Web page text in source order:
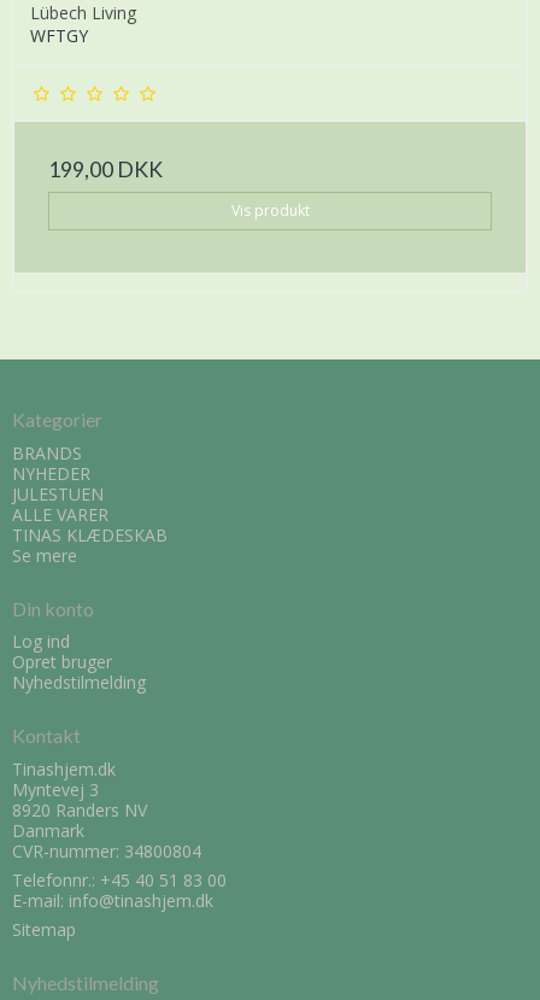
Lübech Living
WFTGY
199,00 DKK
Vis produkt
Kategorier
BRANDS
NYHEDER
JULESTUEN
ALLE VARER
TINAS KLÆDESKAB
Se mere
Din konto
Log ind
Opret bruger
Nyhedstilmelding
Kontakt
Tinashjem.dk
Myntevej 3
8920 Randers NV
Danmark
CVR-nummer: 34800804
Telefonnr.: +45 40 51 83 00
E-mail: info@tinashjem.dk
Sitemap
Nyhedstilmelding